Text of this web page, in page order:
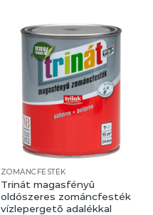
ZOMÁNCFESTÉK
Trinát magasfényû
oldószeres zománcfesték
vízlepergetõ adalékkal